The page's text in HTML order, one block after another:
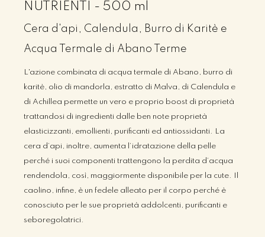
NUTRIENTI - 500 ml
Cera d'api, Calendula, Burro di Karitè e
Acqua Termale di Abano Terme
L'azione combinata di acqua termale di Abano, burro di
karitè, olio di mandorla, estratto di Malva, di Calendula e
di Achillea permette un vero e proprio boost di proprietà
trattandosi di ingredienti dalle ben note proprietà
elasticizzanti, emollienti, purificanti ed antiossidanti. La
cera d’api, inoltre, aumenta l’idratazione della pelle
perché i suoi componenti trattengono la perdita d’acqua
rendendola, così, maggiormente disponibile per la cute. Il
caolino, infine, è un fedele alleato per il corpo perché è
conosciuto per le sue proprietà addolcenti, purificanti e
seboregolatrici.